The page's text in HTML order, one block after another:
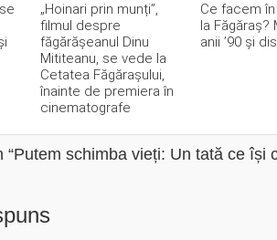
„Hoinari prin munți”,
filmul despre
făgărășeanul Dinu
Mititeanu, se vede la
Cetatea Făgărașului,
înainte de premiera în
cinematografe
Ce facem
la Făgăraș?
anii ’90 și
“Putem schimba vieți: Un tată ce își